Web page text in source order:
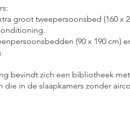
groot tweepersoonsbed (160 x
(90 x 190 cm)
bevindt zich een bibliotheek
die in de slaapkamers zonder